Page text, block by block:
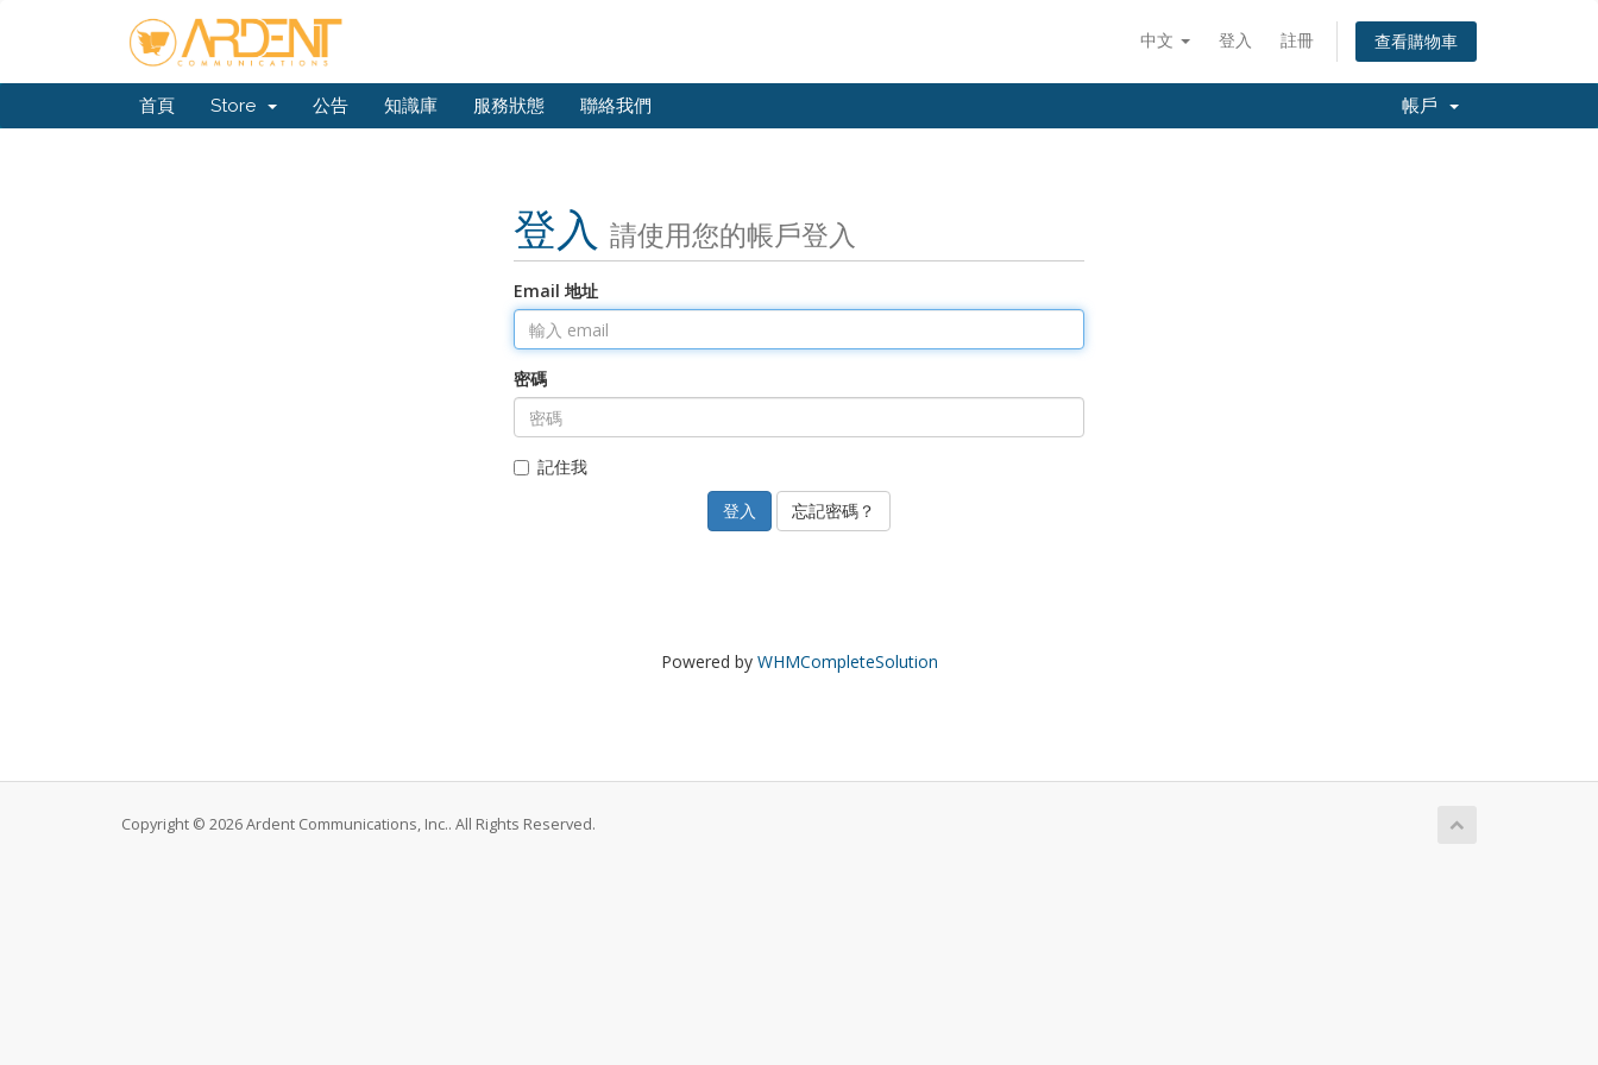
中文 登入 註冊 查看購物車
首頁 Store 公告 知識庫 服務狀態 聯絡我們 帳戶
登入 請使用您的帳戶登入
Email 地址
密碼
記住我
忘記密碼？
Powered by WHMCompleteSolution
Copyright © 2026 Ardent Communications, Inc.. All Rights Reserved.